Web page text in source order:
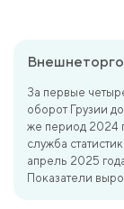
За первые
оборот Грузии
же период 2024
служба
апрель 2025
Показатели